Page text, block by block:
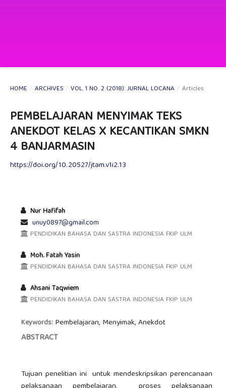
HOME / ARCHIVES / VOL. 1 NO. 2 (2018): JURNAL LOCANA / Articles
PEMBELAJARAN MENYIMAK TEKS
ANEKDOT KELAS X KECANTIKAN SMKN
4 BANJARMASIN
https://doi.org/10.20527/jtam.v1i2.13
Nur Hafifah
unuy0897@gmail.com
PENDIDIKAN BAHASA DAN SASTRA INDONESIA FKIP ULM
Moh. Fatah Yasin
PENDIDIKAN BAHASA DAN SASTRA INDONESIA FKIP ULM
Ahsani Taqwiem
PENDIDIKAN BAHASA DAN SASTRA INDONESIA FKIP ULM
Keywords: Pembelajaran, Menyimak, Anekdot
ABSTRACT
Tujuan penelitian ini untuk mendeskripsikan perencanaan